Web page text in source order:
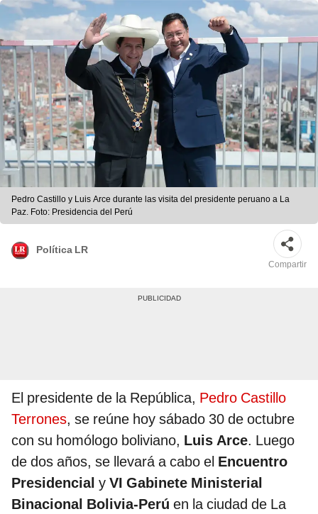
Pedro Castillo y Luis Arce durante las visita del presidente peruano a La
Paz. Foto: Presidencia del Perú
Política LR
Compartir
El presidente de la República, Pedro Castillo
Terrones, se reúne hoy sábado 30 de octubre
con su homólogo boliviano, Luis Arce. Luego
de dos años, se llevará a cabo el Encuentro
Presidencial y VI Gabinete Ministerial
Binacional Bolivia-Perú en la ciudad de La